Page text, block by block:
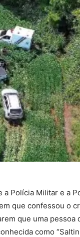
Polícia Militar e a
que confessou o
que uma pessoa
como